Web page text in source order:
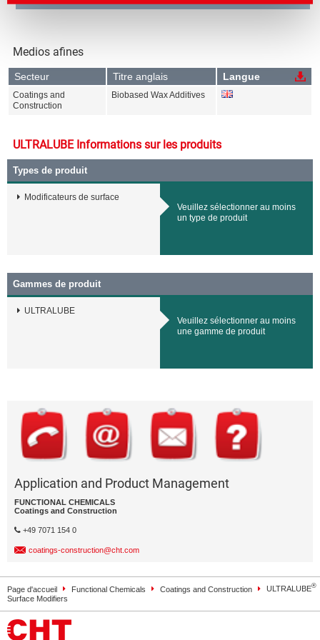
Medios afines
Secteur Titre anglais Langue
Coatings and
Construction
Biobased Wax Additives
ULTRALUBE Informations sur les produits
Types de produit
Modificateurs de surface
Veuillez sélectionner au moins
un type de produit
Gammes de produit
ULTRALUBE
Veuillez sélectionner au moins
une gamme de produit
Application and Product Management
FUNCTIONAL CHEMICALS
Coatings and Construction
+49 7071 154 0
coatings-construction@cht.com
Page d'accueil Functional Chemicals Coatings and Construction ULTRALUBE®
Surface Modifiers